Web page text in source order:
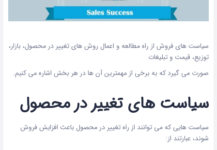
سیاست های فروش از راه مطالعه و اعمال روش های تغییر در محصول، بازار،
توزیع، قیمت و تبلیغات
صورت می گیرد که به برخی از مهمترین آن ها در هر بخش اشاره می کنیم.
سیاست های تغییر در محصول
سیاست هایی که می توانند از راه تغییر در محصول باعث افزایش فروش
شوند، عبارتند از: